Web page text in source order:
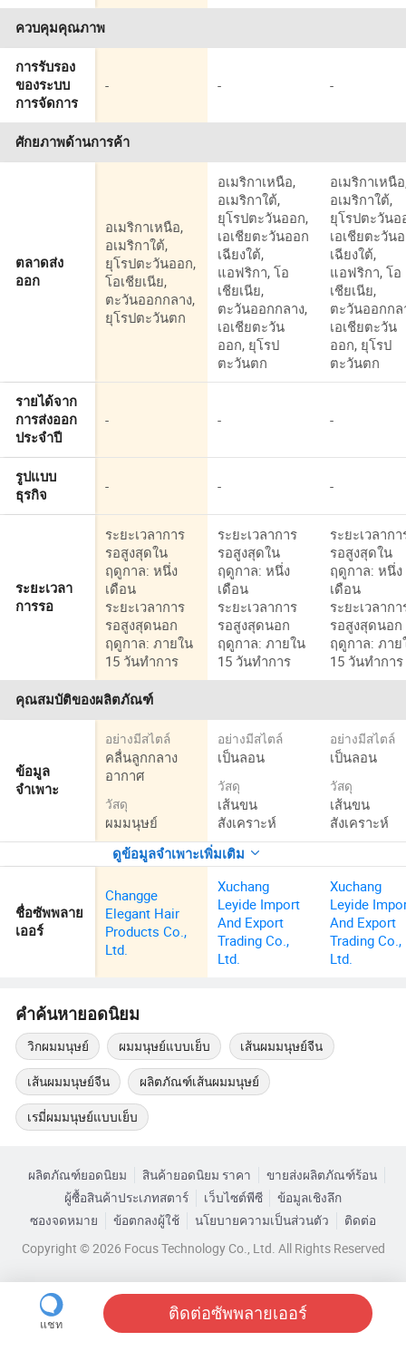
ควบคุมคุณภาพ
การรับรอง
ของระบบ
การจัดการ
- - -
ศักยภาพด้านการค้า
ตลาดส่ง
ออก
อเมริกาเหนือ,
อเมริกาใต้,
ยุโรปตะวันออก,
โอเชียเนีย,
ตะวันออกกลาง,
ยุโรปตะวันตก
อเมริกาเหนือ,
อเมริกาใต้,
ยุโรปตะวันออก,
เอเชียตะวันออก
เฉียงใต้,
แอฟริกา, โอ
เชียเนีย,
ตะวันออกกลาง,
เอเชียตะวัน
ออก, ยุโรป
ตะวันตก
อเมริกาเหนื
อเมริกาใต้,
ยุโรปตะวันอ
เอเชียตะวัน
เฉียงใต้,
แอฟริกา, โอ
เชียเนีย,
ตะวันออกกล
เอเชียตะวัน
ออก, ยุโรป
ตะวันตก
รายได้จาก
การส่งออก
ประจำปี
- - -
รูปแบบ
ธุรกิจ
- - -
ระยะเวลา
การรอ
ระยะเวลาการ
รอสูงสุดใน
ฤดูกาล: หนึ่ง
เดือน
ระยะเวลาการ
รอสูงสุดนอก
ฤดูกาล: ภายใน
15 วันทำการ
ระยะเวลาการ
รอสูงสุดใน
ฤดูกาล: หนึ่ง
เดือน
ระยะเวลาการ
รอสูงสุดนอก
ฤดูกาล: ภายใน
15 วันทำการ
ระยะเวลากา
รอสูงสุดใน
ฤดูกาล: หนึ่ง
เดือน
ระยะเวลากา
รอสูงสุดนอก
ฤดูกาล: ภาย
15 วันทำการ
คุณสมบัติของผลิตภัณฑ์
ข้อมูล
จำเพาะ
อย่างมีสไตล์
คลื่นลูกกลาง
อากาศ
วัสดุ
ผมมนุษย์
อย่างมีสไตล์
เป็นลอน
วัสดุ
เส้นขน
สังเคราะห์
อย่างมีสไตล์
เป็นลอน
วัสดุ
เส้นขน
สังเคราะห์
ดูข้อมูลจำเพาะเพิ่มเติม
ชื่อซัพพลาย
เออร์
Changge
Elegant Hair
Products Co.,
Ltd.
Xuchang
Leyide Import
And Export
Trading Co.,
Ltd.
Xuchang
Leyide
And Export
Trading Co.,
Ltd.
คำค้นหายอดนิยม
วิกผมมนุษย์ ผมมนุษย์แบบเย็บ เส้นผมมนุษย์จีน
เส้นผมมนุษย์จีน ผลิตภัณฑ์เส้นผมมนุษย์
เรมี่ผมมนุษย์แบบเย็บ
ผลิตภัณฑ์ยอดนิยม สินค้ายอดนิยม ราคา
ขายส่งผลิตภัณฑ์ร้อน
ผู้ซื้อสินค้าประเภทสตาร์
เว็บไซต์พีซี
ข้อมูลเชิงลึก
ซองจดหมาย
ข้อตกลงผู้ใช้ นโยบายความเป็นส่วนตัว
ติดต่อ
Copyright © 2026 Focus Technology Co., Ltd. All Rights Reserved
แชท
ติดต่อซัพพลายเออร์